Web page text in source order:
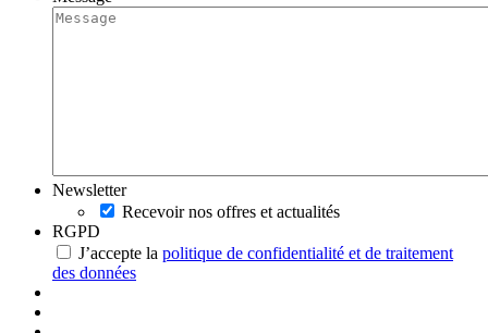
Newsletter
Recevoir nos offres et actualités
RGPD
J’accepte la politique de confidentialité et de traitement
des données